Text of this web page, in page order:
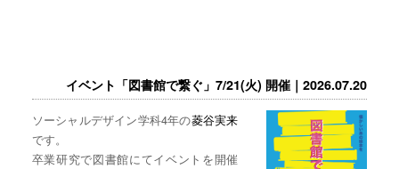
イベント「図書館で繋ぐ」7/21(火) 開催｜2026.07.20
ソーシャルデザイン学科4年の菱谷実来
です。
卒業研究で図書館にてイベントを開催